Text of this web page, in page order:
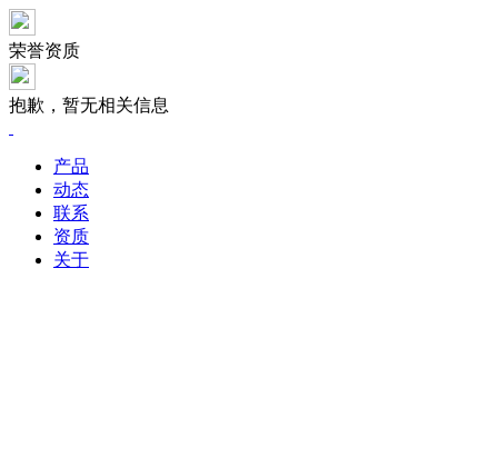
荣誉资质
抱歉，暂无相关信息
产品
动态
联系
资质
关于